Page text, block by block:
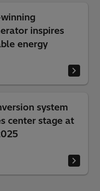
inspires
energy
system
center stage at